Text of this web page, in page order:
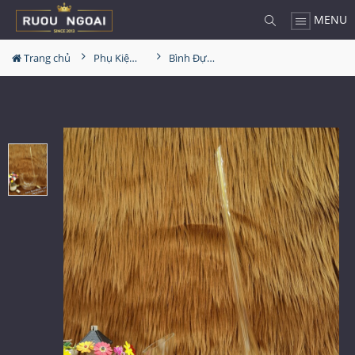
MENU
Trang chủ Phụ Kiện Rượu Bình Đựng Rượu Vang - Decanter Dáng Đẹp M02